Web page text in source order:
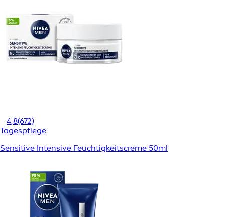
4,8(672)
Tagespflege
Sensitive Intensive Feuchtigkeitscreme 50ml